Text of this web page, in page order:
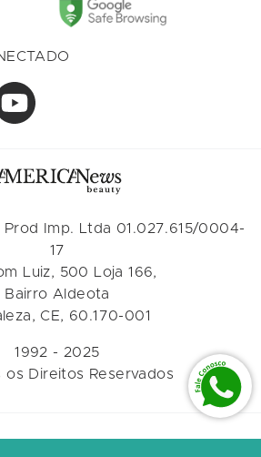
Imp. Ltda 01.027.615/0004-
17
Luiz, 500 Loja 166,
Bairro Aldeota
CE, 60.170-001
1992 - 2025
os Direitos Reservados